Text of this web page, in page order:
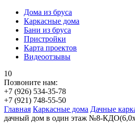
Дома из бруса
Каркасные дома
Бани из бруса
Пристройки
Карта проектов
Видеоотзывы
10
Позвоните нам:
+7 (926) 534-35-78
+7 (921) 748-55-50
Главная Каркасные дома Дачные
дачный дом в один этаж №8-